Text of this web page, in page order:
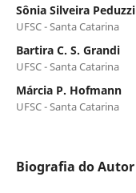
Sônia Silveira Peduzzi
UFSC - Santa Catarina
Bartira C. S. Grandi
UFSC - Santa Catarina
Márcia P. Hofmann
UFSC - Santa Catarina
Biografia do Autor